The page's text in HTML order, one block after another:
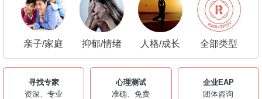
亲子/家庭 抑郁/情绪 人格/成长 全部类型
寻找专家
资深、专业
心理测试
准确、免费
企业EAP
团体咨询